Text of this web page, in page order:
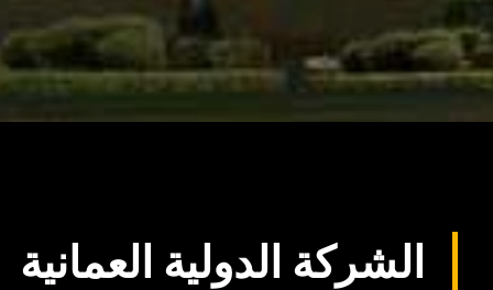
الشركة الدولية العمانية